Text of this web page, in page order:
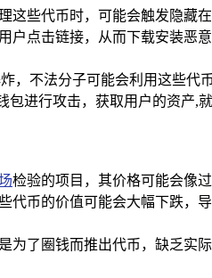
这些代币时，可能会触发隐藏
点击链接，从而下载安装恶
，不法分子可能会利用这些代
进行攻击，获取用户的资产,
检验的项目，其价格可能会像
币的价值可能会大幅下跌，
了圈钱而推出代币，缺乏实